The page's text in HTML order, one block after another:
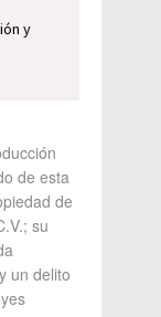
y
de esta
de
su
un delito